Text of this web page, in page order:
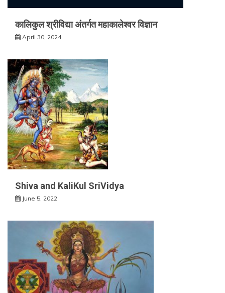
कालिकुल श्रीविद्या अंतर्गत महाकालेश्वर विज्ञान
April 30, 2024
Shiva and KaliKul SriVidya
June 5, 2022